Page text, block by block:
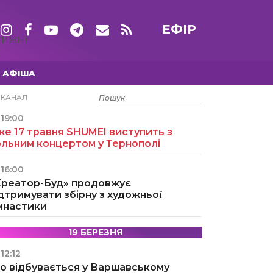
ЕФІР
АФІША
15 ТРАВНЯ
19:00
17 травня SHUMEI виступить з
концертом у Тернополі
16:00
Буд» продовжує
збірну з художньої
19 БЕРЕЗНЯ
12:12
відбувається у Варшавському